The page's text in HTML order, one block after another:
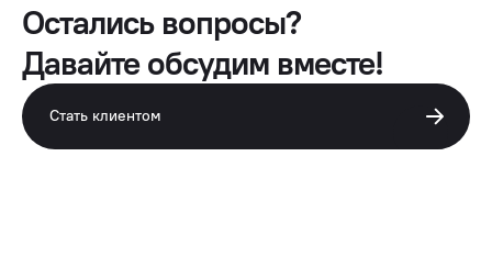
Остались вопросы?
Давайте обсудим вместе!
Стать клиентом